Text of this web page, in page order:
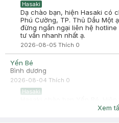
Hasaki
Dạ chào bạn, hiện Hasaki có
Phú Cường, TP. Thủ Dầu Một
đừng ngần ngại liên hệ
tư vấn nhanh nhất ạ.
2026-08-05 Thích 0
Yến Bé
Bình dương
2026-08-04 Thích 0
Hasaki
nhánh 219 Yersin P. PhúXem